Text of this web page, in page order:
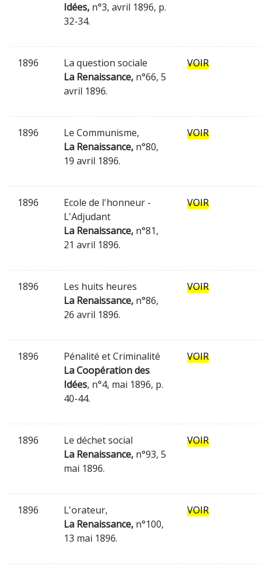
Idées, n°3, avril 1896, p.
32-34.
1896
La question sociale
La Renaissance, n°66, 5
avril 1896.
VOIR
1896
Le Communisme,
La Renaissance, n°80,
19 avril 1896.
VOIR
1896
Ecole de l'honneur -
L'Adjudant
La Renaissance, n°81,
21 avril 1896.
VOIR
1896
Les huits heures
La Renaissance, n°86,
26 avril 1896.
VOIR
1896
Pénalité et Criminalité
La Coopération des
Idées, n°4, mai 1896, p.
40-44.
VOIR
1896
Le déchet social
La Renaissance, n°93, 5
mai 1896.
VOIR
1896
L'orateur,
La Renaissance, n°100,
13 mai 1896.
VOIR